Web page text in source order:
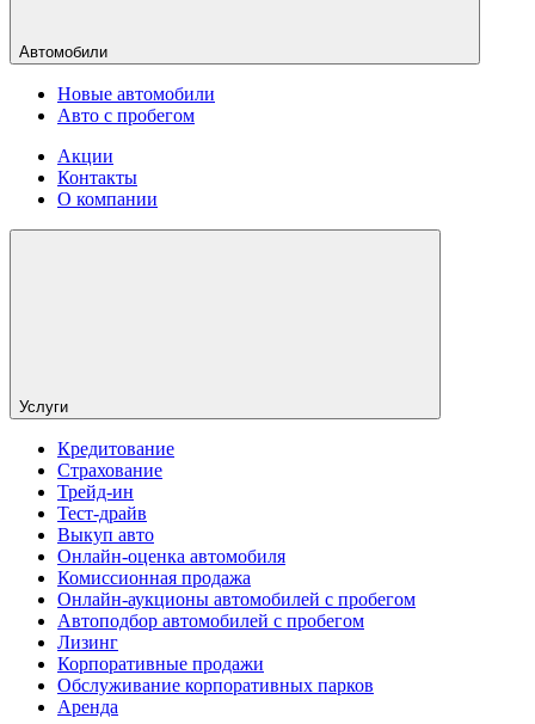
Автомобили
Новые автомобили
Авто с пробегом
Акции
Контакты
О компании
Услуги
Кредитование
Страхование
Трейд-ин
Тест-драйв
Выкуп авто
Онлайн-оценка автомобиля
Комиссионная продажа
Онлайн-аукционы автомобилей с пробегом
Автоподбор автомобилей с пробегом
Лизинг
Корпоративные продажи
Обслуживание корпоративных парков
Аренда